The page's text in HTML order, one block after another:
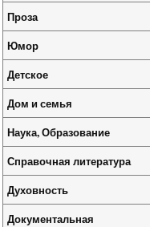
Проза
Юмор
Детское
Дом и семья
Наука, Образование
Справочная литература
Духовность
Документальная